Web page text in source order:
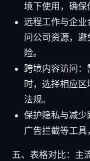
境下使用，确保
远程工作与企
问公司资源，
险。
跨境内容访问：
时，选择相应
法规。
保护隐私与减少
广告拦截等工具
五、表格对比：主